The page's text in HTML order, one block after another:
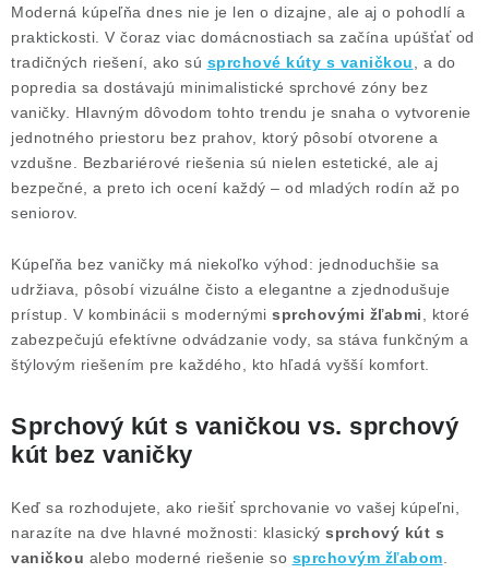
Moderná kúpeľňa dnes nie je len o dizajne, ale aj o pohodlí a
praktickosti. V čoraz viac domácnostiach sa začína upúšťať od
tradičných riešení, ako sú sprchové kúty s vaničkou, a do
popredia sa dostávajú minimalistické sprchové zóny bez
vaničky. Hlavným dôvodom tohto trendu je snaha o vytvorenie
jednotného priestoru bez prahov, ktorý pôsobí otvorene a
vzdušne. Bezbariérové riešenia sú nielen estetické, ale aj
bezpečné, a preto ich ocení každý – od mladých rodín až po
seniorov.
Kúpeľňa bez vaničky má niekoľko výhod: jednoduchšie sa
udržiava, pôsobí vizuálne čisto a elegantne a zjednodušuje
prístup. V kombinácii s modernými sprchovými žľabmi, ktoré
zabezpečujú efektívne odvádzanie vody, sa stáva funkčným a
štýlovým riešením pre každého, kto hľadá vyšší komfort.
Sprchový kút s vaničkou vs. sprchový
kút bez vaničky
Keď sa rozhodujete, ako riešiť sprchovanie vo vašej kúpeľni,
narazíte na dve hlavné možnosti: klasický sprchový kút s
vaničkou alebo moderné riešenie so sprchovým žľabom.